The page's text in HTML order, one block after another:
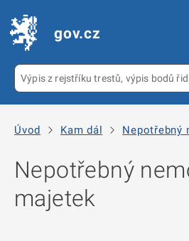
gov.cz
Úvod Kam dál Nepotřebný
Nepotřebný
majetek